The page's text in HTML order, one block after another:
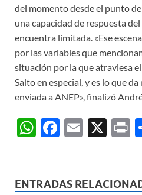
del momento desde el punto
una capacidad de respuesta
encuentra limitada. «Ese
por las variables que
situación por la que atraviesa
Salto en especial, y es lo que
enviada a ANEP», finalizó
W
s
F
b
E
X
P
ENTRADAS